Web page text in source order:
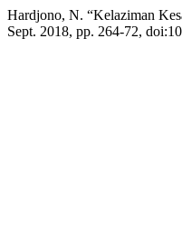
Hardjono, N. “Kelaziman
Sept. 2018, pp. 264-72,